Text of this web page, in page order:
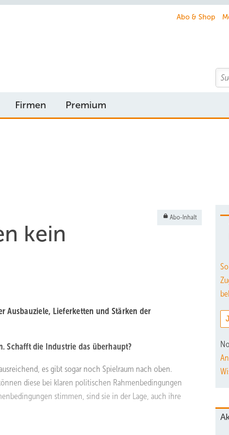
Abo & Shop
Firmen Premium
Abo-Inhalt
kein
Ausbauziele, Lieferketten und Stärken der
Schafft die Industrie das überhaupt?
es gibt sogar noch Spielraum nach oben.
diese bei klaren politischen Rahmenbedingungen
stimmen, sind sie in der Lage, auch ihre